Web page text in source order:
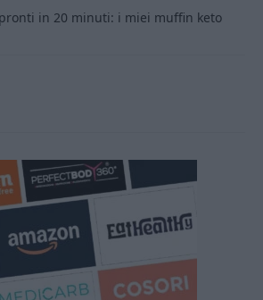
in 20 minuti: i miei muffin keto